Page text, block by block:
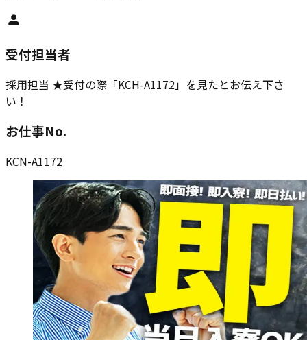
受付担当者
採用担当 ★受付の際「KCH-A1172」を見たとお伝え下さ
い！
お仕事No.
KCN-A1172